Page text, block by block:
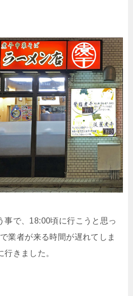
事で、18:00頃に行こうと思っ
業者が来る時間が遅れてしま
きました。